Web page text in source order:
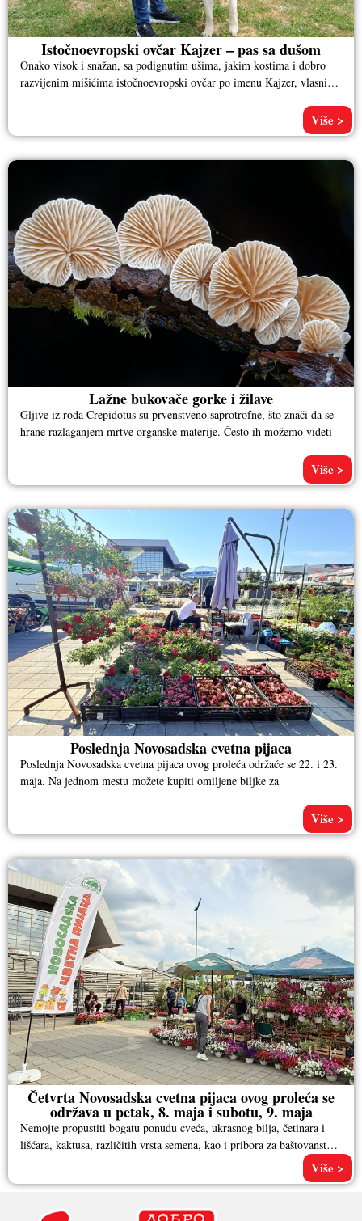
Istočnoevropski ovčar Kajzer – pas sa dušom
Onako visok i snažan, sa podignutim ušima, jakim kostima i dobro
razvijenim mišićima istočnoevropski ovčar po imenu Kajzer, vlasnika
Više >
Lažne bukovače gorke i žilave
Gljive iz roda Crepidotus su prvenstveno saprotrofne, što znači da se
hrane razlaganjem mrtve organske materije. Često ih možemo videti
Više >
Poslednja Novosadska cvetna pijaca
Poslednja Novosadska cvetna pijaca ovog proleća održaće se 22. i 23.
maja. Na jednom mestu možete kupiti omiljene biljke za
Više >
Četvrta Novosadska cvetna pijaca ovog proleća se
održava u petak, 8. maja i subotu, 9. maja
Nemojte propustiti bogatu ponudu cveća, ukrasnog bilja, četinara i
lišćara, kaktusa, različitih vrsta semena, kao i pribora za baštovanstvo.
Više >